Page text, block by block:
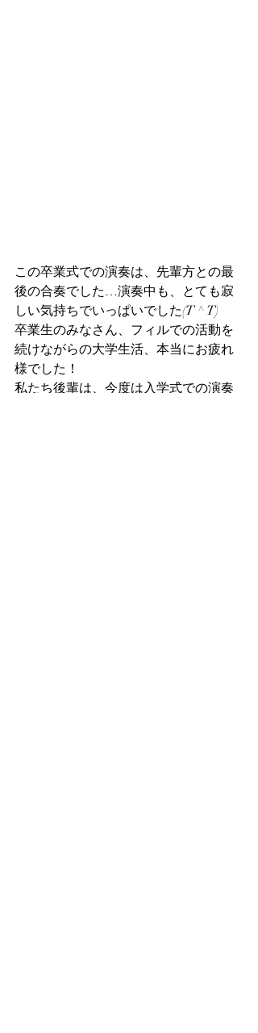
この卒業式での演奏は、先輩方との最
後の合奏でした…演奏中も、とても寂
しい気持ちでいっぱいでした(T ^ T)
卒業生のみなさん、フィルでの活動を
続けながらの大学生活、本当にお疲れ
様でした！
私たち後輩は、今度は入学式での演奏